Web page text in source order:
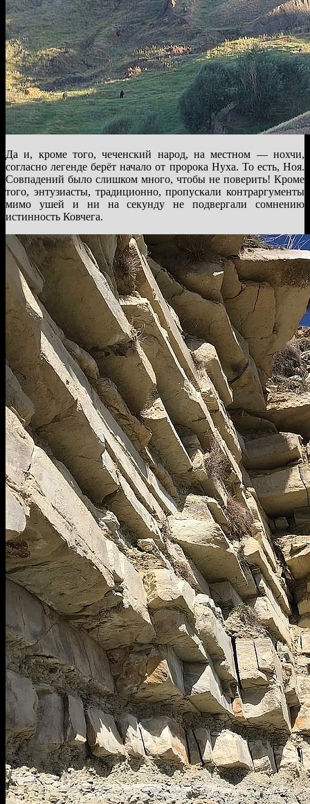
Да и, кроме того, чеченский народ, на местном — нохчи,
согласно легенде берёт начало от пророка Нуха. То есть, Ноя.
Совпадений было слишком много, чтобы не поверить! Кроме
того, энтузиасты, традиционно, пропускали контраргументы
мимо ушей и ни на секунду не подвергали сомнению
истинность Ковчега.